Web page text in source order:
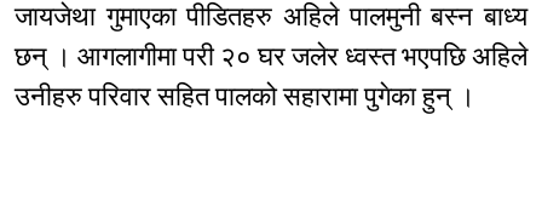
जायजेथा गुमाएका पीडितहरु अहिले पालमुनी बस्न बाध्य
छन् । आगलागीमा परी २० घर जलेर ध्वस्त भएपछि अहिले
उनीहरु परिवार सहित पालको सहारामा पुगेका हुन् ।